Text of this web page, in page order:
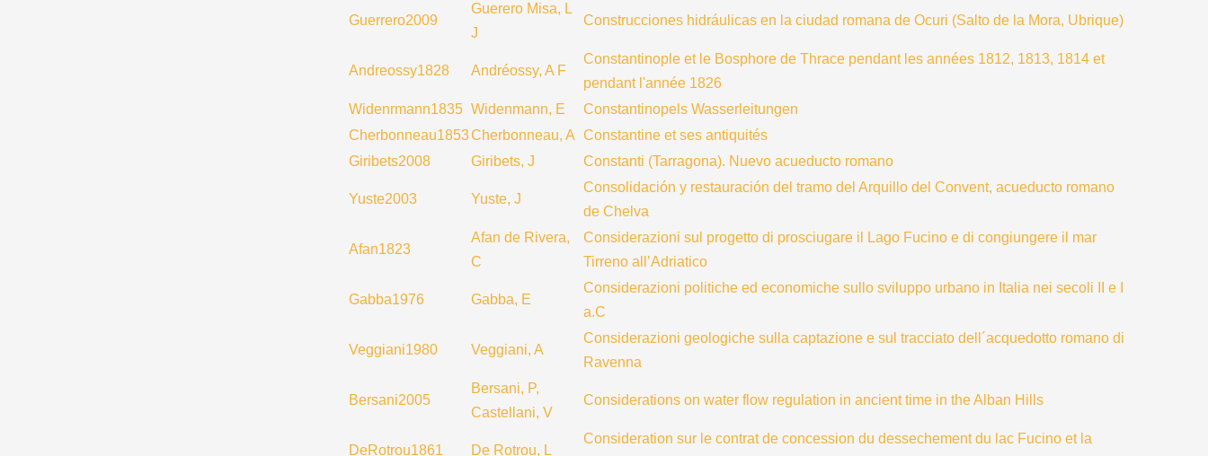
Guerrero2009
Guerero Misa, L
J
Construcciones hidráulicas en la ciudad romana de Ocuri (Salto de la Mora, Ubrique)
Andreossy1828 Andréossy, A F
Constantinople et le Bosphore de Thrace pendant les années 1812, 1813, 1814 et
pendant l'année 1826
Widenrmann1835 Widenmann, E
Constantinopels Wasserleitungen
Cherbonneau1853Cherbonneau, A Constantine et ses antiquités
Giribets2008
Giribets, J Constanti (Tarragona). Nuevo acueducto romano
Yuste2003 Yuste, J
Consolidación y restauración del tramo del Arquillo del Convent, acueducto romano
de Chelva
Afan1823
Afan de Rivera,
C
Considerazioni sul progetto di prosciugare il Lago Fucino e di congiungere il mar
Tirreno all’Adriatico
Gabba1976 Gabba, E
Considerazioni politiche ed economiche sullo sviluppo urbano in Italia nei secoli II e I
a.C
Veggiani1980 Veggiani, A
Considerazioni geologiche sulla captazione e sul tracciato dell´acquedotto romano di
Ravenna
Bersani2005
Bersani, P,
Castellani, V
Considerations on water flow regulation in ancient time in the Alban Hills
DeRotrou1861 De Rotrou, L
Consideration sur le contrat de concession du dessechement du lac Fucino et la